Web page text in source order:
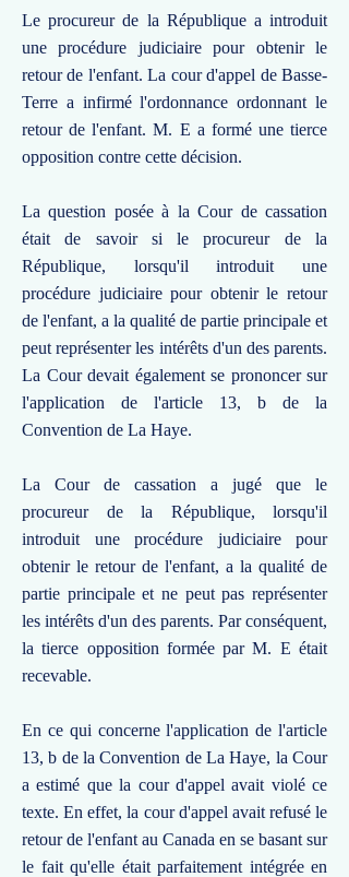
Le procureur de la République a introduit
une procédure judiciaire pour obtenir le
retour de l'enfant. La cour d'appel de Basse-
Terre a infirmé l'ordonnance ordonnant le
retour de l'enfant. M. E a formé une tierce
opposition contre cette décision.
La question posée à la Cour de cassation
était de savoir si le procureur de la
République, lorsqu'il introduit une
procédure judiciaire pour obtenir le retour
de l'enfant, a la qualité de partie principale et
peut représenter les intérêts d'un des parents.
La Cour devait également se prononcer sur
l'application de l'article 13, b de la
Convention de La Haye.
La Cour de cassation a jugé que le
procureur de la République, lorsqu'il
introduit une procédure judiciaire pour
obtenir le retour de l'enfant, a la qualité de
partie principale et ne peut pas représenter
les intérêts d'un des parents. Par conséquent,
la tierce opposition formée par M. E était
recevable.
En ce qui concerne l'application de l'article
13, b de la Convention de La Haye, la Cour
a estimé que la cour d'appel avait violé ce
texte. En effet, la cour d'appel avait refusé le
retour de l'enfant au Canada en se basant sur
le fait qu'elle était parfaitement intégrée en